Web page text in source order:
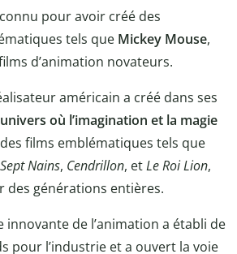
pour avoir créé des
tels que Mickey Mouse,
d’animation novateurs.
américain a créé dans ses
univers où l’imagination et la magie
des films emblématiques tels que
Nains, Cendrillon, etLe Roi Lion,
des générations entières.
innovante de l’animation a établi de
pour l’industrie et a ouvert la voie